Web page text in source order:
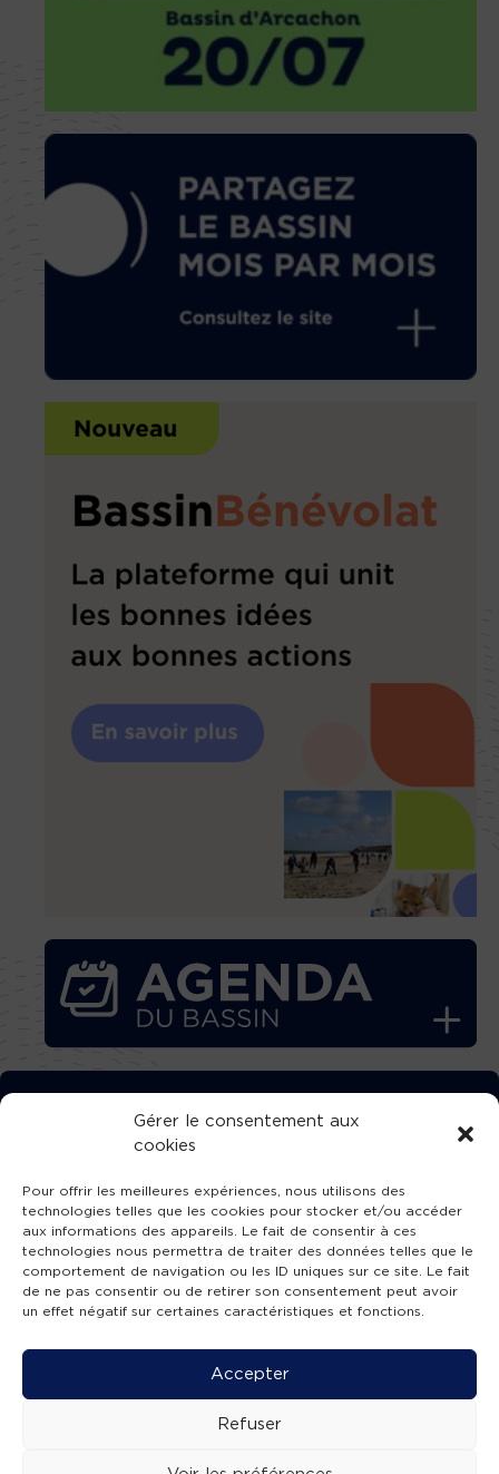
Gérer le consentement aux
cookies
Pour offrir les meilleures expériences, nous utilisons des
technologies telles que les cookies pour stocker et/ou accéder
aux informations des appareils. Le fait de consentir à ces
technologies nous permettra de traiter des données telles que le
comportement de navigation ou les ID uniques sur ce site. Le fait
de ne pas consentir ou de retirer son consentement peut avoir
un effet négatif sur certaines caractéristiques et fonctions.
Accepter
Refuser
TÉLÉCHARGEZ GRATUITEMENT
L’APPLICATION TVBA !
SUIVEZ-NOUS !
Mentions légales -Accessibilité